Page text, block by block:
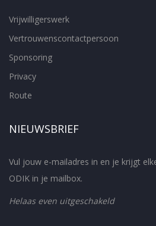
Vrijwilligerswerk
Vertrouwenscontactpersoon
Sponsoring
Privacy
Route
NIEUWSBRIEF
Vul jouw e-mailadres in en je krijgt
ODIK in je mailbox.
Helaas even uitgeschakeld